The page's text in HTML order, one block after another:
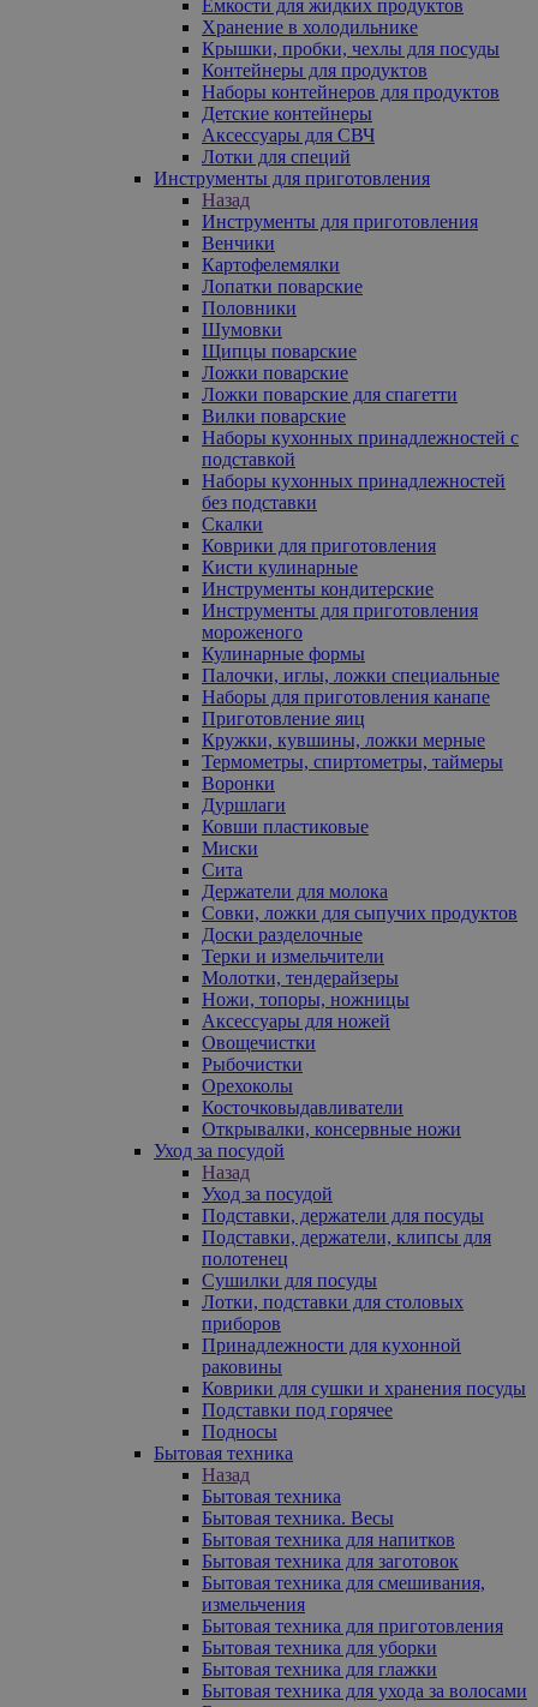
Емкости для жидких продуктов
Хранение в холодильнике
Крышки, пробки, чехлы для посуды
Контейнеры для продуктов
Наборы контейнеров для продуктов
Детские контейнеры
Аксессуары для СВЧ
Лотки для специй
Инструменты для приготовления
Назад
Инструменты для приготовления
Венчики
Картофелемялки
Лопатки поварские
Половники
Шумовки
Щипцы поварские
Ложки поварские
Ложки поварские для спагетти
Вилки поварские
Наборы кухонных принадлежностей с
подставкой
Наборы кухонных принадлежностей
без подставки
Скалки
Коврики для приготовления
Кисти кулинарные
Инструменты кондитерские
Инструменты для приготовления
мороженого
Кулинарные формы
Палочки, иглы, ложки специальные
Наборы для приготовления канапе
Приготовление яиц
Кружки, кувшины, ложки мерные
Термометры, спиртометры, таймеры
Воронки
Дуршлаги
Ковши пластиковые
Миски
Сита
Держатели для молока
Совки, ложки для сыпучих продуктов
Доски разделочные
Терки и измельчители
Молотки, тендерайзеры
Ножи, топоры, ножницы
Аксессуары для ножей
Овощечистки
Рыбочистки
Орехоколы
Косточковыдавливатели
Открывалки, консервные ножи
Уход за посудой
Назад
Уход за посудой
Подставки, держатели для посуды
Подставки, держатели, клипсы для
полотенец
Сушилки для посуды
Лотки, подставки для столовых
приборов
Принадлежности для кухонной
раковины
Коврики для сушки и хранения посуды
Подставки под горячее
Подносы
Бытовая техника
Назад
Бытовая техника
Бытовая техника. Весы
Бытовая техника для напитков
Бытовая техника для заготовок
Бытовая техника для смешивания,
измельчения
Бытовая техника для приготовления
Бытовая техника для уборки
Бытовая техника для глажки
Бытовая техника для ухода за волосами